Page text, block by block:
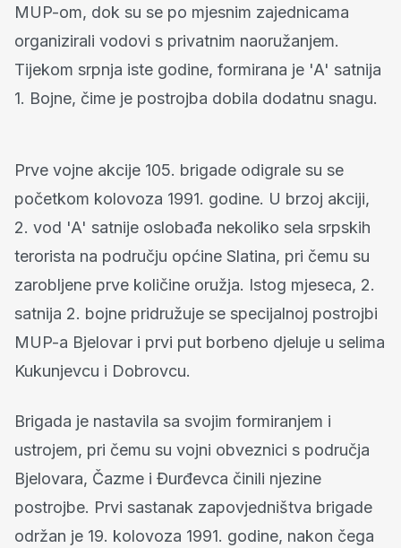
MUP-om, dok su se po mjesnim zajednicama
organizirali vodovi s privatnim naoružanjem.
Tijekom srpnja iste godine, formirana je 'A' satnija
1. Bojne, čime je postrojba dobila dodatnu snagu.
Prve vojne akcije 105. brigade odigrale su se
početkom kolovoza 1991. godine. U brzoj akciji,
2. vod 'A' satnije oslobađa nekoliko sela srpskih
terorista na području općine Slatina, pri čemu su
zarobljene prve količine oružja. Istog mjeseca, 2.
satnija 2. bojne pridružuje se specijalnoj postrojbi
MUP-a Bjelovar i prvi put borbeno djeluje u selima
Kukunjevcu i Dobrovcu.
Brigada je nastavila sa svojim formiranjem i
ustrojem, pri čemu su vojni obveznici s područja
Bjelovara, Čazme i Đurđevca činili njezine
postrojbe. Prvi sastanak zapovjedništva brigade
održan je 19. kolovoza 1991. godine, nakon čega